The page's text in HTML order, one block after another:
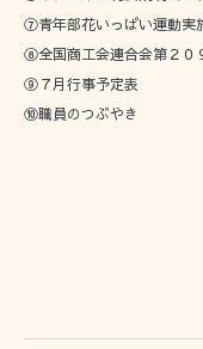
⑦青年部花いっぱい運動実
⑧全国商工会連合会第２０
⑨７月行事予定表
⑩職員のつぶやき